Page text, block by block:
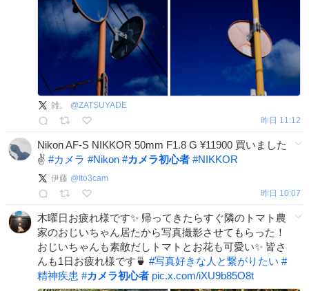
雑。 @ZATSUYADE
昨日 11:12
Nikon AF-S NIKKOR 50mm F1.8 G ¥11900 買いました
✌️ #カメラ #Nikon #カメラ初心者 #NIKKOR
伊藤 @ Ito3cam
昨日 10:07
木曜日お疲れ様です✨️ 帰ってきたらすぐ隣のトマト農
家のおじいちゃん居たから写真撮影させてもらった！
おじいちゃんも素敵だしトマトとお花も可愛い✨️ 皆さ
んも1日お疲れ様です🍵 #写真好きな人と繋がりたい #
精神疾患 #カメラ初心者 pic.x.com/iXU9b85O8t